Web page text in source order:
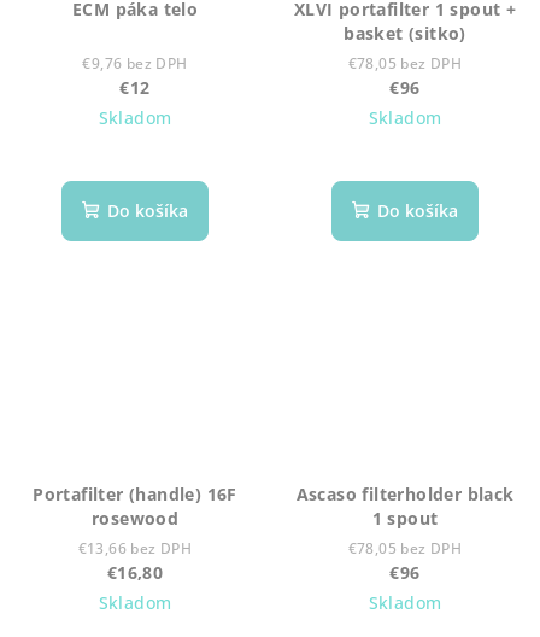
ECM páka telo
€9,76 bez DPH
€12
Skladom
Do košíka
XLVI portafilter 1 spout +
basket (sitko)
€78,05 bez DPH
€96
Skladom
Do košíka
Portafilter (handle) 16F
rosewood
€13,66 bez DPH
€16,80
Skladom
Ascaso filterholder black
1 spout
€78,05 bez DPH
€96
Skladom